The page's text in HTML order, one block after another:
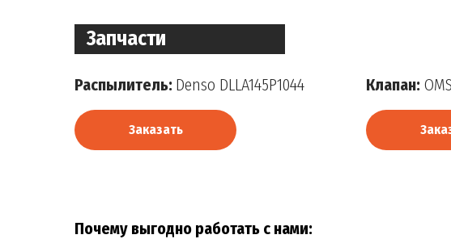
Распылитель: Denso DLLA145P1044 Клапан:
Заказать
Запчасти
Почему выгодно работать с нами: